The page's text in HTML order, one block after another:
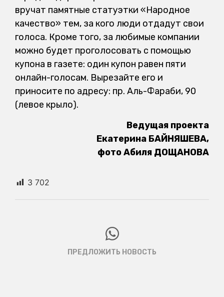
вручат памятные статуэтки «Народное
качество» тем, за кого люди отдадут свои
голоса. Кроме того, за любимые компании
можно будет проголосовать с помощью
купона в газете: один купон равен пяти
онлайн-голосам. Вырезайте его и
приносите по адресу: пр. Аль-Фараби, 90
(левое крыло).
Ведущая проекта
Екатерина БАЙНЯШЕВА,
фото Абиля ДОЩАНОВА
3 702
ПРЕДЛОЖИТЬ НОВОСТЬ